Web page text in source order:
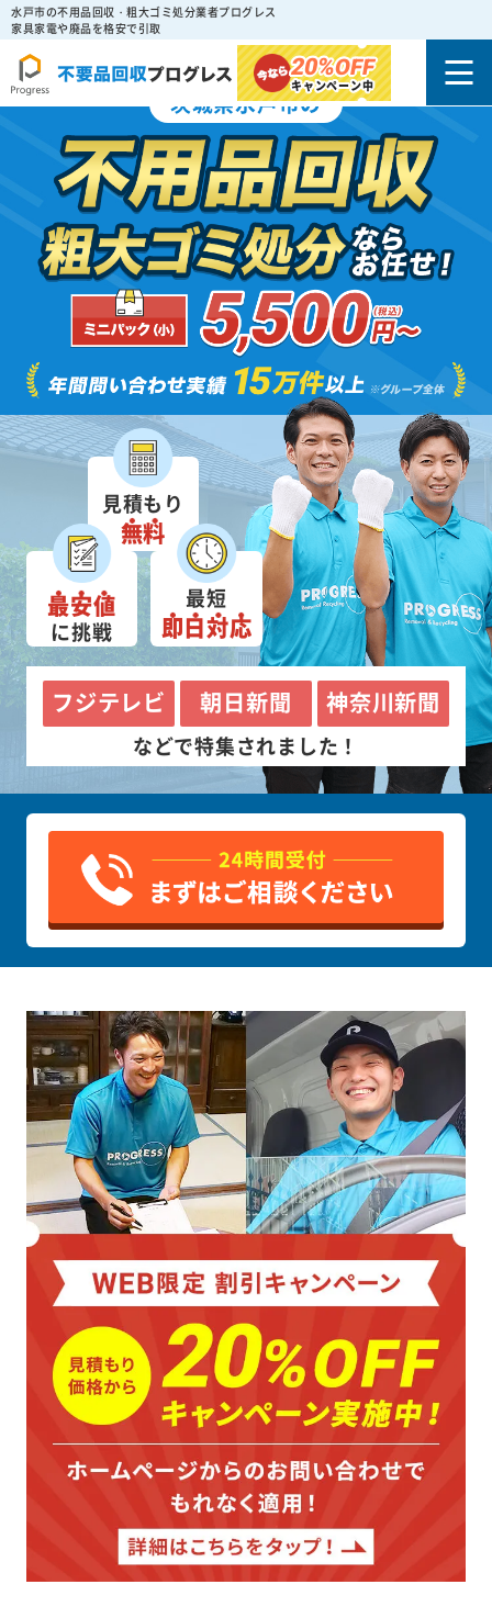
水戸市の不用品回収・粗大ゴミ処分業者プログレス
家具家電や廃品を格安で引取
20%OFF
キャンペーン中
茨城県水戸市の
見積もり
無料
最安値
に挑戦
最短
即日対応
フジテレビ 朝日新聞 神奈川新聞
などで特集されました！